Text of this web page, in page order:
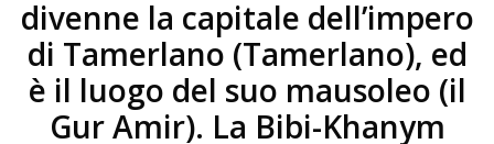
divenne la capitale dell’impero
di Tamerlano (Tamerlano), ed
è il luogo del suo mausoleo (il
Gur Amir). La Bibi-Khanym